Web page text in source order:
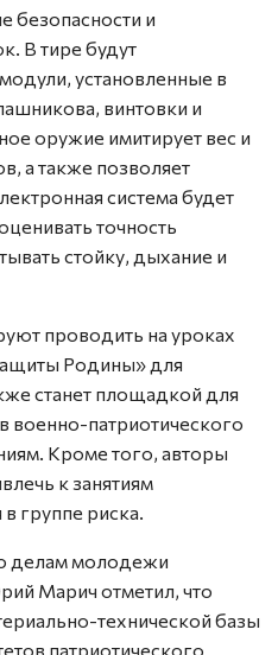
безопасности и
В тире будут
установленные в
винтовки и
оружие имитирует вес и
а также позволяет
система будет
точность
стойку, дыхание и
проводить на уроках
Родины» для
станет площадкой для
военно-патриотического
Кроме того, авторы
к занятиям
группе риска.
делам молодежи
Марич отметил, что
технической базы
патриотического